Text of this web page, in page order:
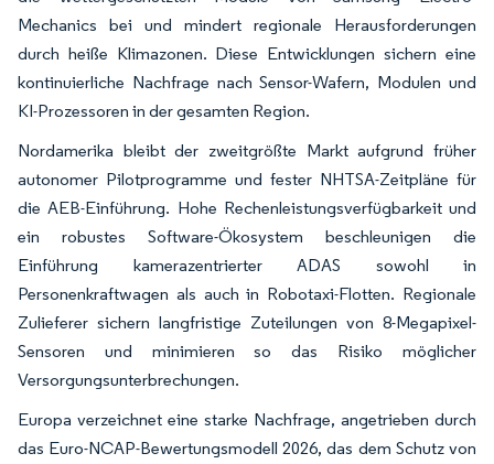
Mechanics bei und mindert regionale Herausforderungen
durch heiße Klimazonen. Diese Entwicklungen sichern eine
kontinuierliche Nachfrage nach Sensor-Wafern, Modulen und
KI-Prozessoren in der gesamten Region.
Nordamerika bleibt der zweitgrößte Markt aufgrund früher
autonomer Pilotprogramme und fester NHTSA-Zeitpläne für
die AEB-Einführung. Hohe Rechenleistungsverfügbarkeit und
ein robustes Software-Ökosystem beschleunigen die
Einführung kamerazentrierter ADAS sowohl in
Personenkraftwagen als auch in Robotaxi-Flotten. Regionale
Zulieferer sichern langfristige Zuteilungen von 8-Megapixel-
Sensoren und minimieren so das Risiko möglicher
Versorgungsunterbrechungen.
Europa verzeichnet eine starke Nachfrage, angetrieben durch
das Euro-NCAP-Bewertungsmodell 2026, das dem Schutz von